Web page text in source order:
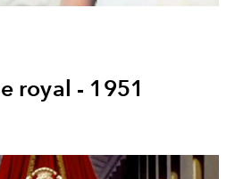
royal - 1951